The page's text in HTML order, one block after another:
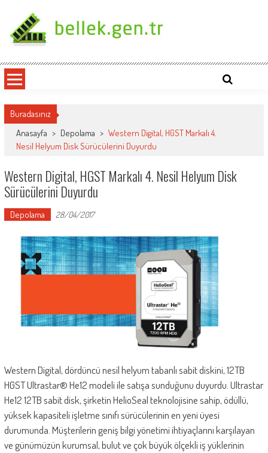
content
bellek.gen.tr
Buradasınız
Anasayfa > Depolama > Western Digital, HGST Markalı 4.
Nesil Helyum Disk Sürücülerini Duyurdu
Western Digital, HGST Markalı 4. Nesil Helyum Disk
Sürücülerini Duyurdu
Depolama 28/04/2017
Western Digital, dördüncü nesil helyum tabanlı sabit diskini, 12TB
HGST Ultrastar® He12 modeli ile satışa sunduğunu duyurdu. Ultrastar
He12 12TB sabit disk, şirketin HelioSeal teknolojisine sahip, ödüllü,
yüksek kapasiteli işletme sınıfı sürücülerinin en yeni üyesi
durumunda. Müşterilerin geniş bilgi yönetimi ihtiyaçlarını karşılayan
ve günümüzün kurumsal, bulut ve çok büyük ölçekli iş yüklerinin